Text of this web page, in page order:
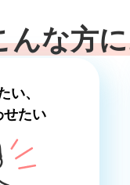
んな方
、
たい